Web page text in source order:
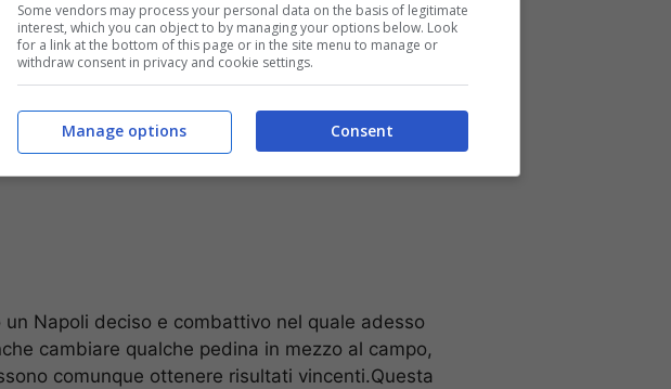
Napoli deciso e combattivo nel quale adesso
cambiare qualche pedina in mezzo al campo,
comunque ottenere risultati vincenti.Questa
Some vendors may process your personal data on the basis of legitimate
interest, which you can object to by managing your options below. Look
for a link at the bottom of this page or in the site menu to manage or
withdraw consent in privacy and cookie settings.
Consent
Manage options